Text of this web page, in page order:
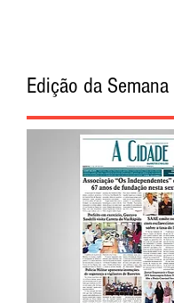
Edição da Semana